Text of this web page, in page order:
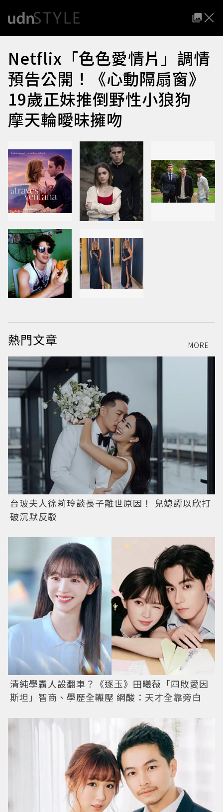
Netflix「色色愛情片」調情
預告公開！《心動隔扇窗》
19歲正妹推倒野性小狼狗
摩天輪曖昧擁吻
熱門文章 MORE
台玻夫人徐莉玲談長子離世原因！ 兒媳譚以欣打
破沉默反駁
清純學霸人設翻車？《逐玉》田曦薇「四敗愛因
斯坦」智商、學歷全輾壓 網酸：天才全靠旁白